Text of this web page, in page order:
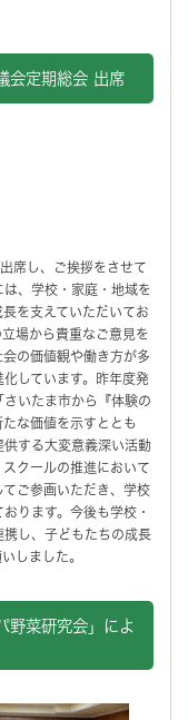
会定期総会 出席
席し、ご挨拶をさせて
、学校・家庭・地域を
を支えていただいてお
場から貴重なご意見を
の価値観や働き方が多
しています。昨年度発
いたま市から『体験の
な価値を示すととも
する大変意義深い活動
クールの推進において
ご参画いただき、学校
ります。今後も学校・
し、子どもたちの成長
しました。
野菜研究会」によ